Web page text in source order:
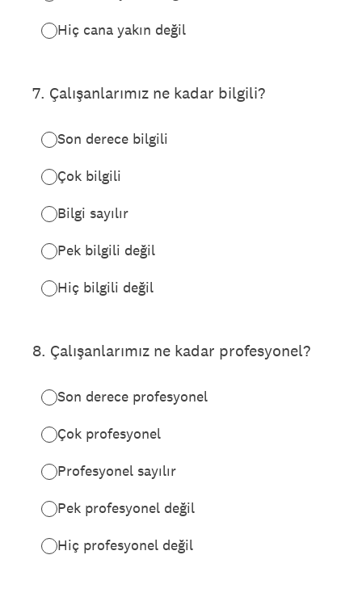
Hiç cana yakın değil
7. Çalışanlarımız ne kadar bilgili?
Son derece bilgili
Çok bilgili
Bilgi sayılır
Pek bilgili değil
Hiç bilgili değil
8. Çalışanlarımız ne kadar profesyonel?
Son derece profesyonel
Çok profesyonel
Profesyonel sayılır
Pek profesyonel değil
Hiç profesyonel değil